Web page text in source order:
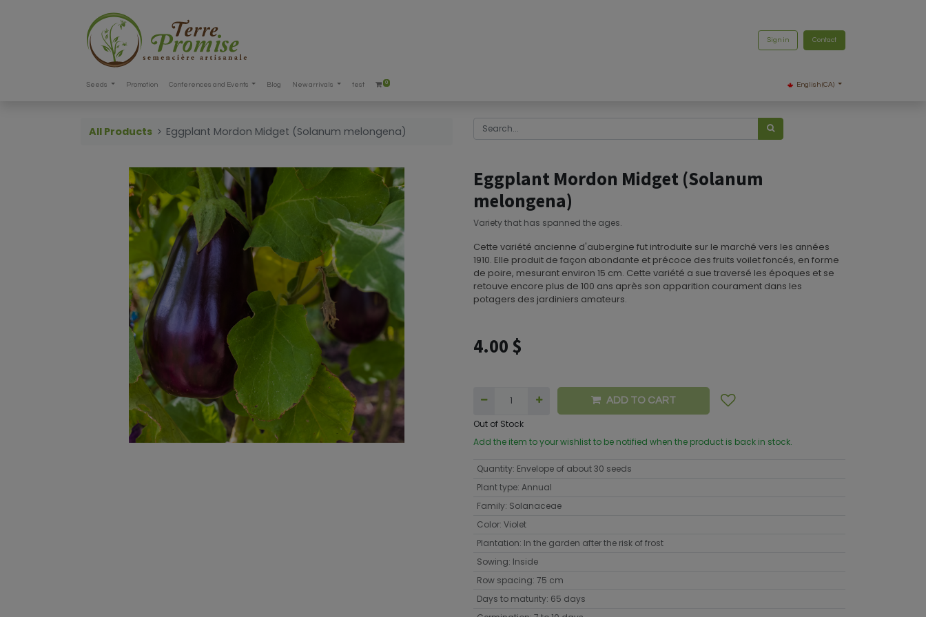
Sign in Contact
Seeds Promotion Conferences and Events Blog New arrivals test 0 English (CA)
All Products Eggplant Mordon Midget (Solanum melongena)
Eggplant Mordon Midget (Solanum
melongena)
Variety that has spanned the ages.
Cette variété ancienne d'aubergine fut introduite sur le marché vers les années
1910. Elle produit de façon abondante et précoce des fruits voilet foncés, en forme
de poire, mesurant environ 15 cm. Cette variété a sue traversé les époques et se
retouve encore plus de 100 ans après son apparition courament dans les
potagers des jardiniers amateurs.
4.00 $
ADD TO CART
Out of Stock
Add the item to your wishlist to be notified when the product is back in stock.
Quantity: Envelope of about 30 seeds
Plant type: Annual
Family: Solanaceae
Color: Violet
Plantation: In the garden after the risk of frost
Sowing: Inside
Row spacing: 75 cm
Days to maturity: 65 days